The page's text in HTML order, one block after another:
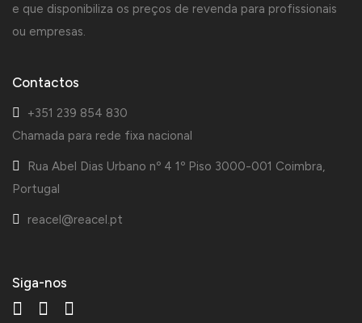
e que disponibiliza os preços de revenda para profissionais
ou empresas.
Contactos
+351 239 854 830
Chamada para rede fixa nacional
Rua Abel Dias Urbano nº 4 1º Piso 3000-001 Coimbra,
Portugal
reacel@reacel.pt
Siga-nos